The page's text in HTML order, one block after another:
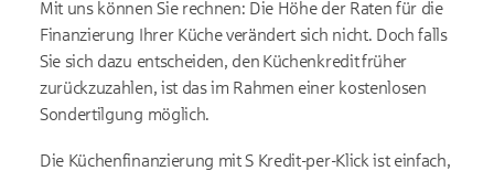
Mit uns können Sie rechnen: Die Höhe der Raten für die
Finanzierung Ihrer Küche verändert sich nicht. Doch falls
Sie sich dazu entscheiden, den Küchenkredit früher
zurückzuzahlen, ist das im Rahmen einer kostenlosen
Sondertilgung möglich.
Die Küchenfinanzierung mit S Kredit-per-Klick ist einfach,